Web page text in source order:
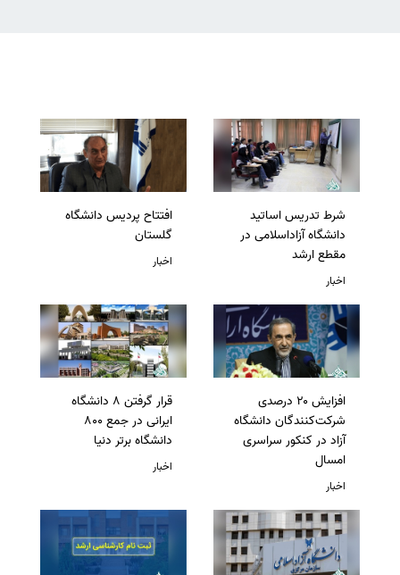
شرط تدریس اساتید
دانشگاه آزاداسلامی در
مقطع ارشد
اخبار
افتتاح پردیس دانشگاه
گلستان
اخبار
افزایش ۲۰ درصدی
شرکت‌کنندگان دانشگاه
آزاد در کنکور سراسری
امسال
اخبار
قرار گرفتن 8 دانشگاه
ایرانی در جمع 800
دانشگاه برتر دنیا
اخبار